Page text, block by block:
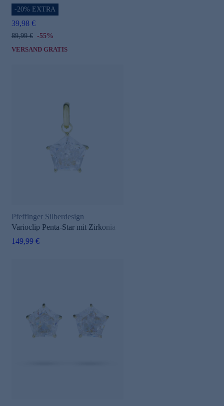
-20% EXTRA
39,98 €
89,99 € -55%
VERSAND GRATIS
Pfeffinger Silberdesign
Varioclip Penta-Star mit Zirkonia
149,99 €